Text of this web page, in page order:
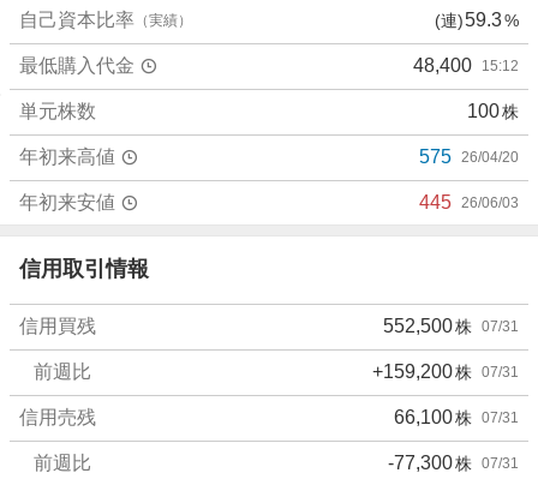
り
た
い
0
%
、
強
く
売
り
た
い
0
自己資本比率 （実績） (連)59.3%
最低購入代金 48,400 15:12
単元株数 100株
年初来高値 575 26/04/20
年初来安値 445 26/06/03
信用取引情報
信用買残 552,500株 07/31
前週比 +159,200株 07/31
信用売残 66,100株 07/31
前週比 -77,300株 07/31